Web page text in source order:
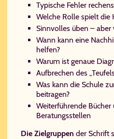
Typische Fehler
Welche Rolle spielt die
Sinnvolles üben – aber
Wann kann eine
helfen?
Warum ist genaue
Aufbrechen des
Was kann die Schule
beitragen?
Weiterführende Bücher
Beratungsstellen
Die Zielgruppen der Schrift